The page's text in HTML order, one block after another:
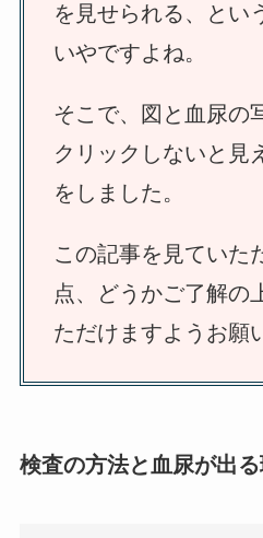
を見せられる、とい
いやですよね。
そこで、図と血尿の
クリックしないと見
をしました。
この記事を見ていた
点、どうかご了解の
ただけますようお願
検査の方法と血尿が出